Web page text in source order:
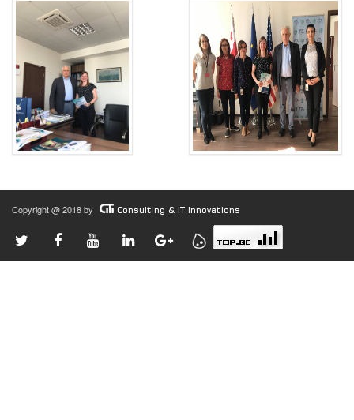
Copyright @ 2018 by Consulting & IT Innovations